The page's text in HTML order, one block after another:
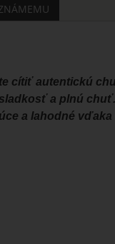
cítiť autentickú
a plnú
a lahodné